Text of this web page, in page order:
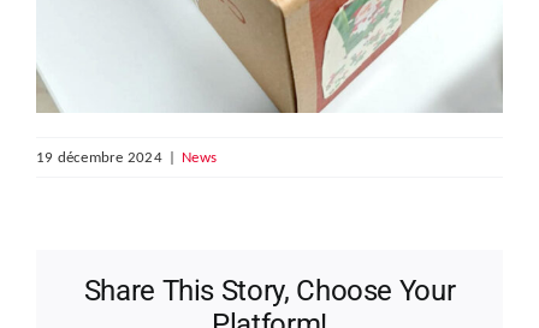
19 décembre 2024 | News
Share This Story, Choose Your